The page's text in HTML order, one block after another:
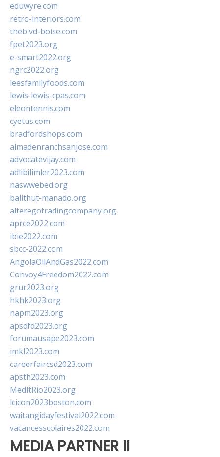
eduwyre.com
retro-interiors.com
theblvd-boise.com
fpet2023.org
e-smart2022.org
ngrc2022.org
leesfamilyfoods.com
lewis-lewis-cpas.com
eleontennis.com
cyetus.com
bradfordshops.com
almadenranchsanjose.com
advocatevijay.com
adlibilimler2023.com
naswwebed.org
balithut-manado.org
alteregotradingcompany.org
aprce2022.com
ibie2022.com
sbcc-2022.com
AngolaOilAndGas2022.com
Convoy4Freedom2022.com
grur2023.org
hkhk2023.org
napm2023.org
apsdfd2023.org
forumausape2023.com
imkl2023.com
careerfaircsd2023.com
apsth2023.com
MedItRio2023.org
lcicon2023boston.com
waitangidayfestival2022.com
vacancesscolaires2022.com
MEDIA PARTNER II